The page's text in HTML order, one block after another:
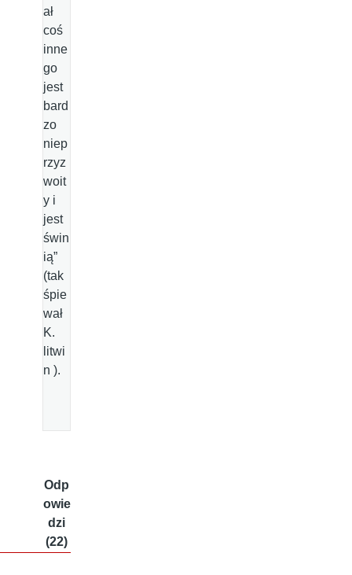
ał
coś
inne
go
jest
bard
zo
niep
rzyz
woit
y i
jest
świn
ią”
(tak
śpie
wał
K.
litwi
n ).
Odp
owie
dzi
(22)